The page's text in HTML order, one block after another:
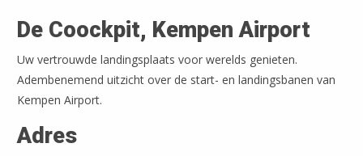
De Coockpit, Kempen Airport
Uw vertrouwde landingsplaats voor werelds genieten.
Adembenemend uitzicht over de start- en landingsbanen van
Kempen Airport.
Adres